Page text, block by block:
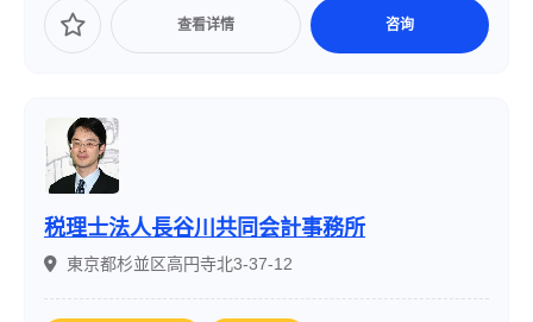
查看详情 咨询
税理士法人長谷川共同会計事務所
東京都杉並区高円寺北3-37-12